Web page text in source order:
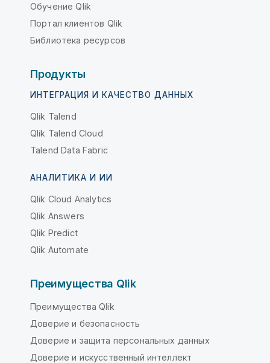
Обучение Qlik
Портал клиентов Qlik
Библиотека ресурсов
Продукты
ИНТЕГРАЦИЯ И КАЧЕСТВО ДАННЫХ
Qlik Talend
Qlik Talend Cloud
Talend Data Fabric
АНАЛИТИКА И ИИ
Qlik Cloud Analytics
Qlik Answers
Qlik Predict
Qlik Automate
Преимущества Qlik
Преимущества Qlik
Доверие и безопасность
Доверие и защита персональных данных
Доверие и искусственный интеллект